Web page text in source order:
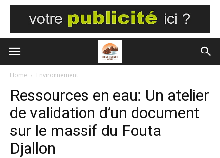
Home Environnement
Ressources en eau: Un atelier
de validation d’un document
sur le massif du Fouta
Djallon